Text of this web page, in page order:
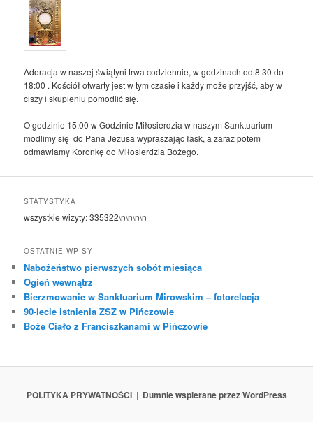
Adoracja w naszej świątyni trwa codziennie, w godzinach od 8:30 do
18:00 . Kościół otwarty jest w tym czasie i każdy może przyjść, aby w
ciszy i skupieniu pomodlić się.
O godzinie 15:00 w Godzinie Miłosierdzia w naszym Sanktuarium
modlimy się do Pana Jezusa wypraszając łask, a zaraz potem
odmawiamy Koronkę do Miłosierdzia Bożego.
STATYSTYKA
wszystkie wizyty:335322\n\n\n\n
OSTATNIE WPISY
Nabożeństwo pierwszych sobót miesiąca
Ogień wewnątrz
Bierzmowanie w Sanktuarium Mirowskim – fotorelacja
90-lecie istnienia ZSZ w Pińczowie
Boże Ciało z Franciszkanami w Pińczowie
POLITYKA PRYWATNOŚCI Dumnie wspierane przez WordPress